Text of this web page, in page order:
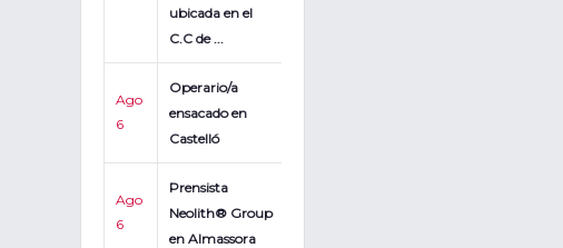
ubicada en el
C.C de ...
Ago
6
Operario/a
ensacado en
Castelló
Ago
6
Prensista
Neolith® Group
en Almassora